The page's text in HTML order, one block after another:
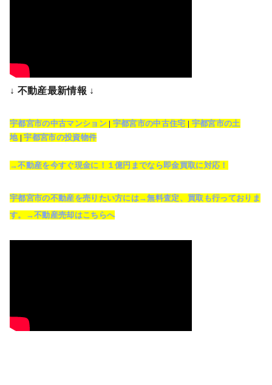
↓ 不動産最新情報 ↓
宇都宮市の中古マンション| 宇都宮市の中古住宅 | 宇都宮市の土
地|宇都宮市の投資物件
→不動産を今すぐ現金に！１億円までなら即金買取に対応！
宇都宮市の不動産を売りたい方には→無料査定、買取も行っておりま
す。→不動産売却はこちらへ